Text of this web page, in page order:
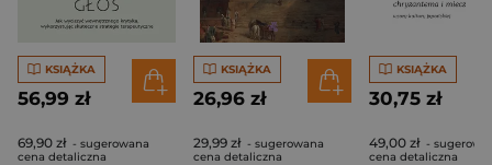
KSIĄŻKA
56,99 zł
69,90 zł - sugerowana
cena detaliczna
KSIĄŻKA
26,96 zł
29,99 zł - sugerowana
cena detaliczna
KSIĄŻKA
30,75 zł
49,00 zł -
cena detaliczna